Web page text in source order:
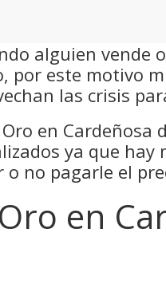
alguien vende
por este motivo
las crisis
en Cardeñosa
ya que
o no pagarle el
en